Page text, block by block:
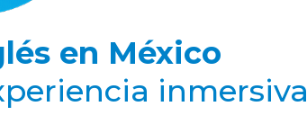
en México
inmersiva